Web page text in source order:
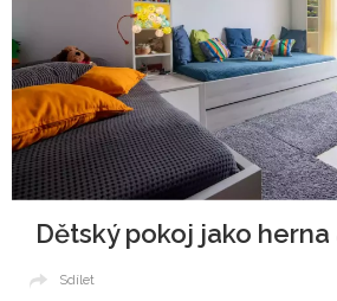
Dětský pokoj jako
Sdílet